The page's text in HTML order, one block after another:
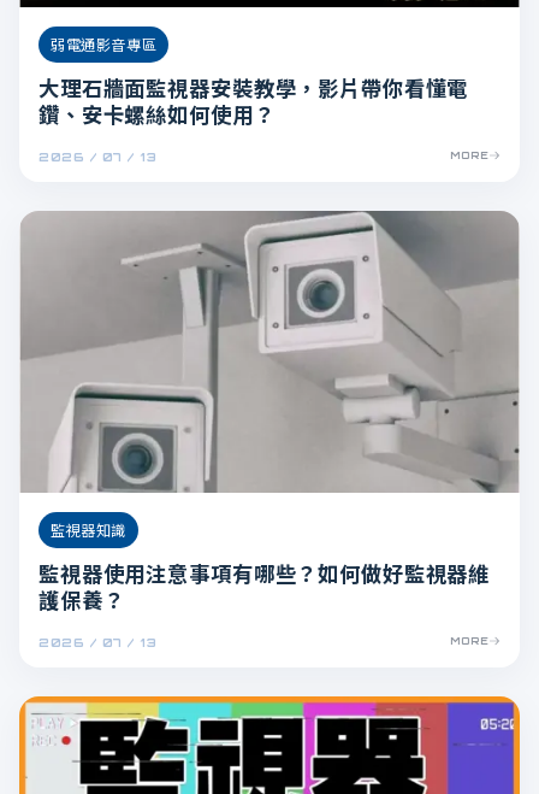
2026 / 07 / 13
弱電通影音專區
大理石牆面監視器安裝教學，影片帶你看懂電
鑽、安卡螺絲如何使用？
MORE
2026 / 07 / 13
監視器知識
監視器使用注意事項有哪些？如何做好監視器維
護保養？
MORE